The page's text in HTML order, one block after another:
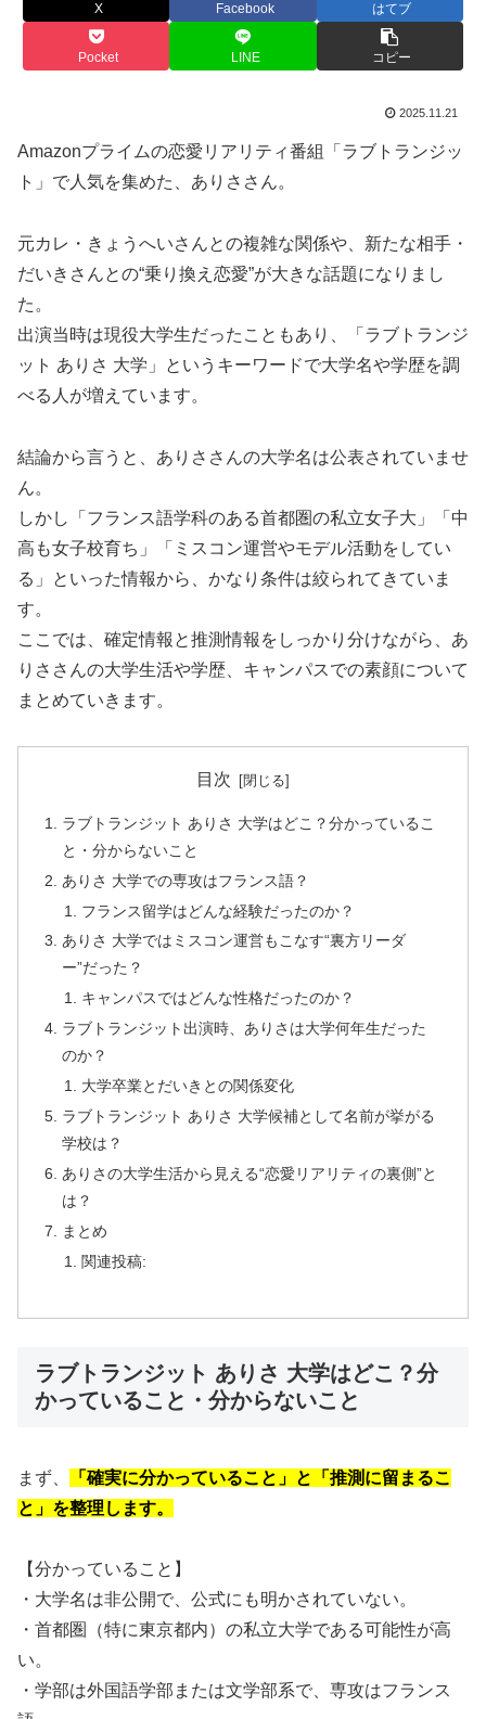
X Facebook はてブ
Pocket LINE コピー
2025.11.21
Amazonプライムの恋愛リアリティ番組「ラブトランジッ
ト」で人気を集めた、ありささん。
元カレ・きょうへいさんとの複雑な関係や、新たな相手・
だいきさんとの“乗り換え恋愛”が大きな話題になりまし
た。
出演当時は現役大学生だったこともあり、「ラブトランジ
ット ありさ 大学」というキーワードで大学名や学歴を調
べる人が増えています。
結論から言うと、ありささんの大学名は公表されていませ
ん。
しかし「フランス語学科のある首都圏の私立女子大」「中
高も女子校育ち」「ミスコン運営やモデル活動をしてい
る」といった情報から、かなり条件は絞られてきていま
す。
ここでは、確定情報と推測情報をしっかり分けながら、あ
りささんの大学生活や学歴、キャンパスでの素顔について
まとめていきます。
目次
ラブトランジット ありさ 大学はどこ？分かっているこ
と・分からないこと
ありさ 大学での専攻はフランス語？
フランス留学はどんな経験だったのか？
ありさ 大学ではミスコン運営もこなす“裏方リーダ
ー”だった？
キャンパスではどんな性格だったのか？
ラブトランジット出演時、ありさは大学何年生だった
のか？
大学卒業とだいきとの関係変化
ラブトランジット ありさ 大学候補として名前が挙がる
学校は？
ありさの大学生活から見える“恋愛リアリティの裏側”と
は？
まとめ
関連投稿:
ラブトランジット ありさ 大学はどこ？分
かっていること・分からないこと
まず、
「確実に分かっていること」と「推測に留まるこ
と」を整理します。
【分かっていること】
・大学名は非公開で、公式にも明かされていない。
・首都圏（特に東京都内）の私立大学である可能性が高
い。
・学部は外国語学部または文学部系で、専攻はフランス